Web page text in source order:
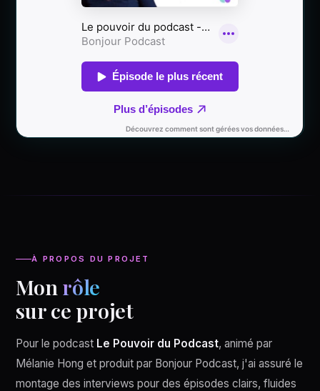
À PROPOS DU PROJET
Mon rôle
sur ce projet
Pour le podcast Le Pouvoir du Podcast, animé par
Mélanie Hong et produit par Bonjour Podcast, j'ai assuré le
montage des interviews pour des épisodes clairs, fluides